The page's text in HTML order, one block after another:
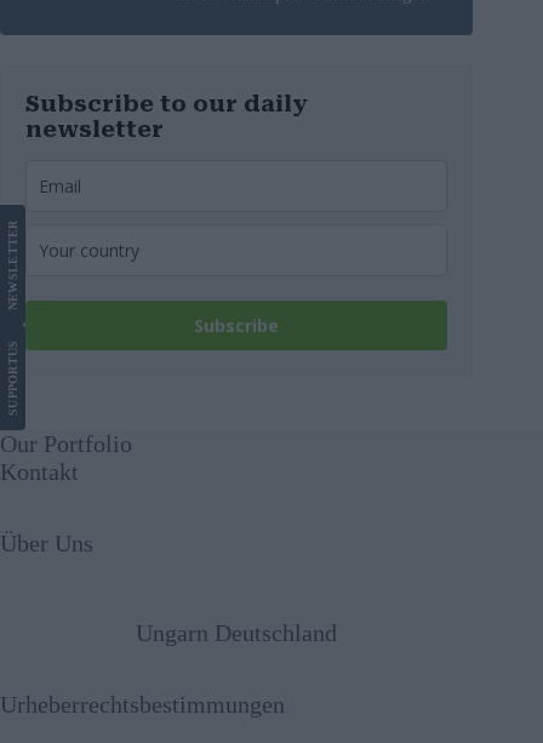
Subscribe to our daily
newsletter
Subscribe
SUPPORT
US
NEWS
LETTER
Our Portfolio
Kontakt
Über Uns
Ungarn Deutschland
Urheberrechtsbestimmungen